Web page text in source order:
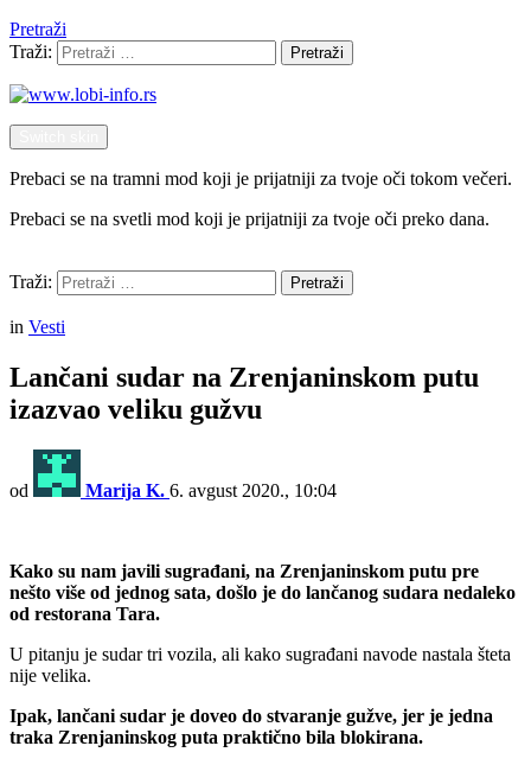
Pretraži
Traži:
Pretraži
Prebaci se na tramni mod koji je prijatniji za tvoje oči tokom večeri.
Prebaci se na svetli mod koji je prijatniji za tvoje oči preko dana.
Traži:
Pretraži
in Vesti
Lančani sudar na Zrenjaninskom putu
izazvao veliku gužvu
od Marija K. 6. avgust 2020., 10:04
Kako su nam javili sugrađani, na Zrenjaninskom putu pre
nešto više od jednog sata, došlo je do lančanog sudara nedaleko
od restorana Tara.
U pitanju je sudar tri vozila, ali kako sugrađani navode nastala šteta
nije velika.
Ipak, lančani sudar je doveo do stvaranje gužve, jer je jedna
traka Zrenjaninskog puta praktično bila blokirana.